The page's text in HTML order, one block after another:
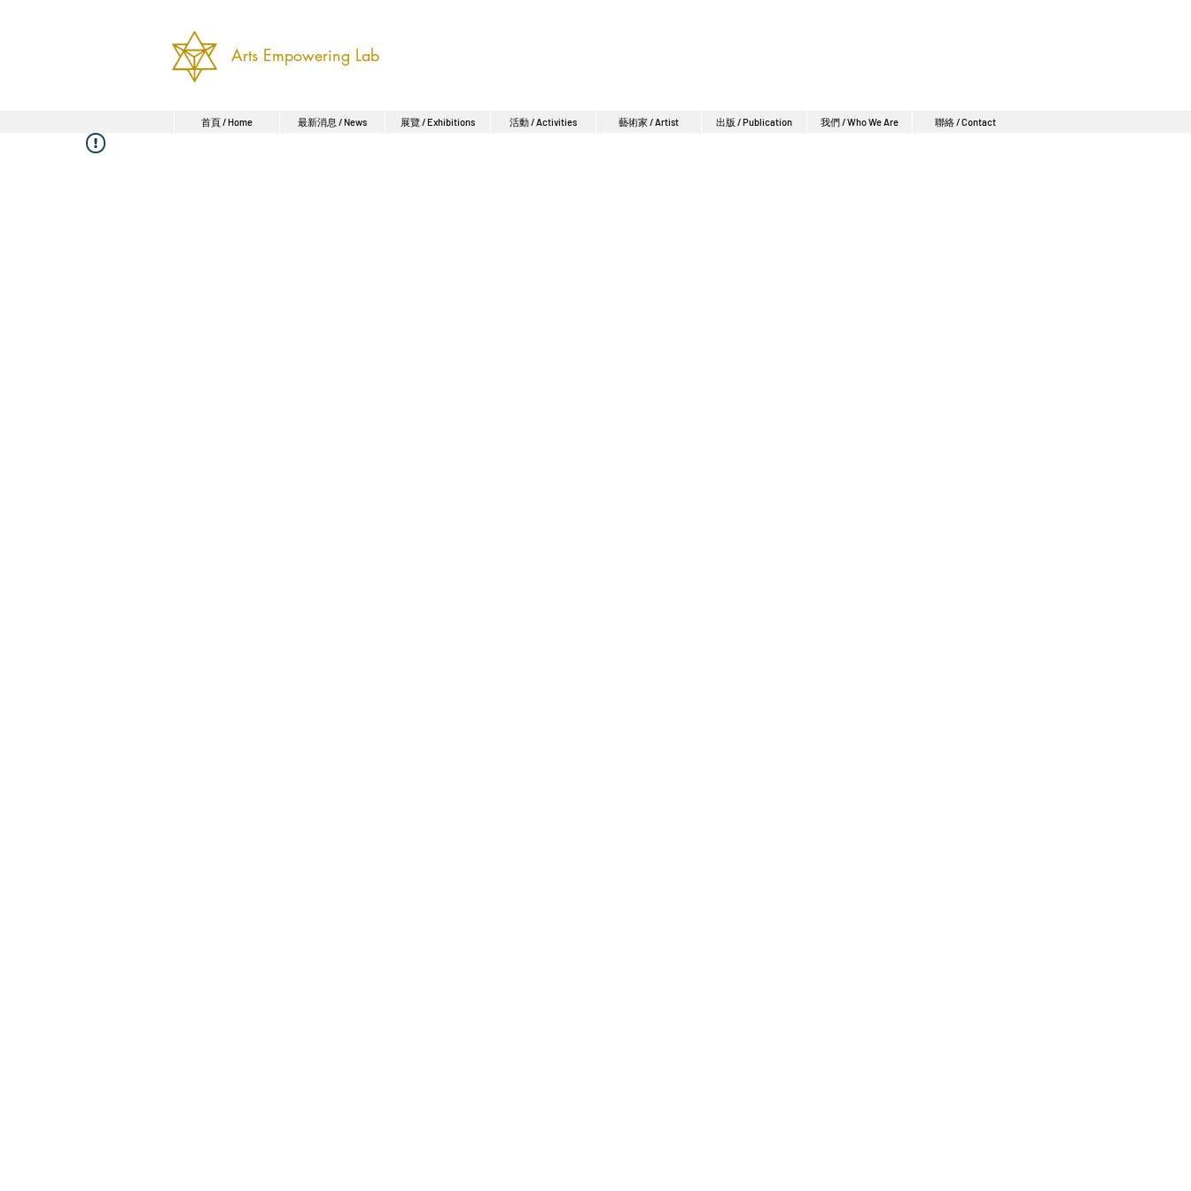
Arts Empowering Lab
首頁 / Home 最新消息 / News 展覽 / Exhibitions 活動 / Activities 藝術家 / Artist 出版 / Publication 我們 / Who We Are 聯絡 / Contact